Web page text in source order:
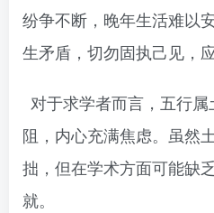
纷争不断，晚年生活难以
生矛盾，切勿固执己见，
对于求学者而言，五行
阻，内心充满焦虑。虽然
拙，但在学术方面可能缺
就。